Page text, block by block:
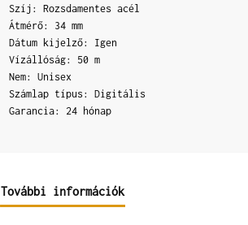
Szíj: Rozsdamentes acél
Átmérő: 34 mm
Dátum kijelző: Igen
Vízállóság: 50 m
Nem: Unisex
Számlap típus: Digitális
Garancia: 24 hónap
További információk